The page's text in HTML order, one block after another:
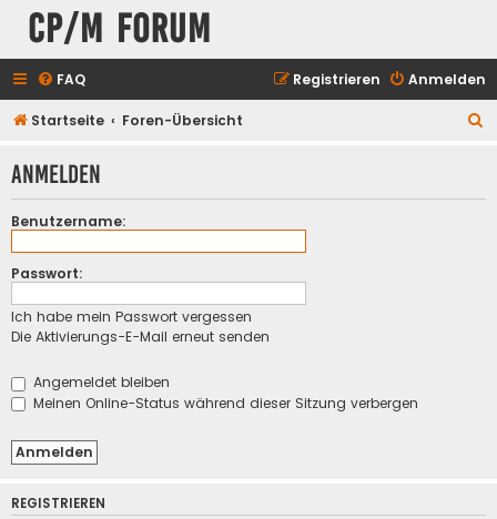
CP/M Forum
FAQ Anmelden
Registrieren
Startseite Foren-Übersicht
h
Anmelden
Benutzername:
Passwort:
Ich habe mein Passwort vergessen
Die Aktivierungs-E-Mail erneut senden
Angemeldet bleiben
Meinen Online-Status während dieser Sitzung verbergen
REGISTRIEREN